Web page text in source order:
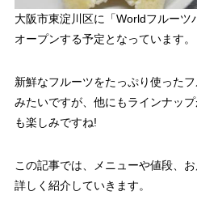
大阪市東淀川区に「Worldフルーツ
オープンする予定となっています。
新鮮なフルーツをたっぷり使った
みたいですが、他にもラインナッ
も楽しみですね!
この記事では、メニューや値段、
詳しく紹介していきます。